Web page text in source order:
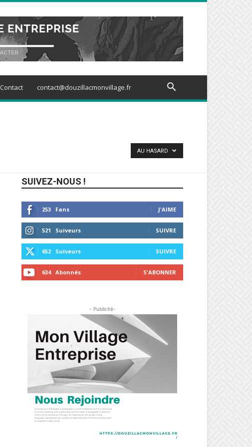
Contact contact@douzillacmonvillage.fr
AU HASARD
SUIVEZ-NOUS !
253 Fans J'AIME
521 Suiveurs SUIVRE
652 Suiveurs SUIVRE
634 Abonnés S'ABONNER
- Publicité-